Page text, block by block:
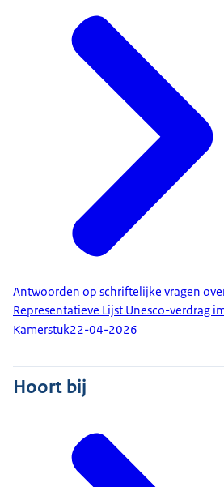
Antwoorden op schriftelijke vragen
Representatieve Lijst Unesco-verdrag
Kamerstuk22-04-2026
Hoort bij